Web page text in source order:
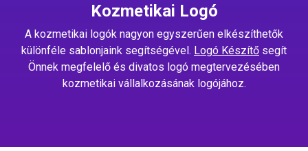
Kozmetikai Logó
A kozmetikai logók nagyon egyszerűen elkészíthetők
különféle sablonjaink segítségével. Logó Készítő segít
Önnek megfelelő és divatos logó megtervezésében
kozmetikai vállalkozásának logójához.